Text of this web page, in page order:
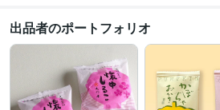
出品者のポートフォリオ